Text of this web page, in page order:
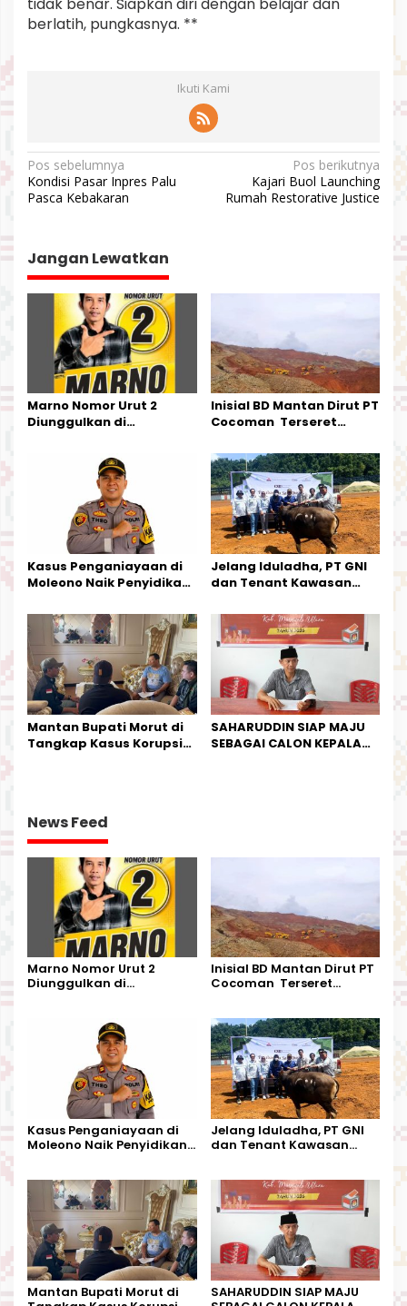
berlatih, pungkasnya. **
Ikuti Kami
N
a
g
a
o
s
Pos sebelumnya
Kondisi Pasar Inpres Palu
Pasca Kebakaran
Pos berikutnya
Kajari Buol Launching
Rumah Restorative Justice
Jangan Lewatkan
Marno Nomor Urut 2
Diunggulkan di
Kesederhanaannya Jadi
Harapan Warga
Inisial BD Mantan Dirut PT
Cocoman Terseret
Tata Kelola Tambang
Kalimantan Barat
Kasus Penganiayaan di
Moleono Naik Penyidikan,
Kesempatan Terakhir
Jelang Iduladha, PT GNI
dan Tenant Kawasan
Kurban
Mantan Bupati Morut di
Tangkap Kasus Korupsi
SAHARUDDIN SIAP MAJU
SEBAGAI CALON KEPALA
News Feed
Marno Nomor Urut 2
Diunggulkan di
Harapan Warga
Inisial BD Mantan Dirut PT
Cocoman Terseret
Kalimantan Barat
Kasus Penganiayaan di
Moleono Naik Penyidikan,
Jelang Iduladha, PT GNI
dan Tenant Kawasan
Mantan Bupati Morut di
SAHARUDDIN SIAP MAJU